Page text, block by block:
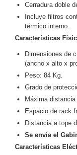
Video
Recorders
-
CajaPTZ
/ 4G /
Inalámbricas
Cámaras
y DVRs
HD
TurboHD
/ AHD /
HD-TVI
Ambientes
Salinos
Cerradura doble
Incluye filtros
térmico interno.
Características
Dimensiones de
(ancho x alto x
Peso: 84 Kg.
Grado de
Máxima
Espacio de rack
Distancia a tope
Se envía el
Características